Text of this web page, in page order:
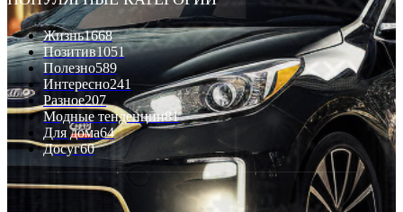
Жизнь1668
Позитив1051
Полезно589
Интересно241
Разное207
Модные тенденции81
Для дома64
Досуг60